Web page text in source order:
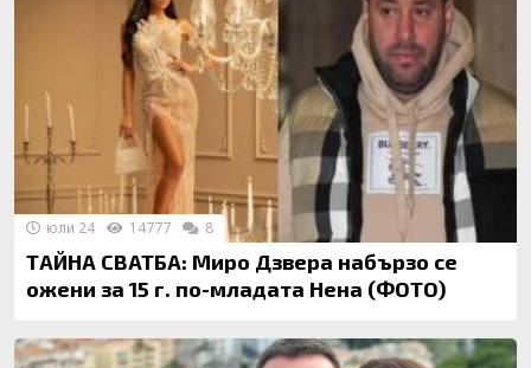
ТАЙНА СВАТБА: Миро Дзвера набързо се
ожени за 15 г. по-младата Нена (ФОТО)
юли 24 14777 8